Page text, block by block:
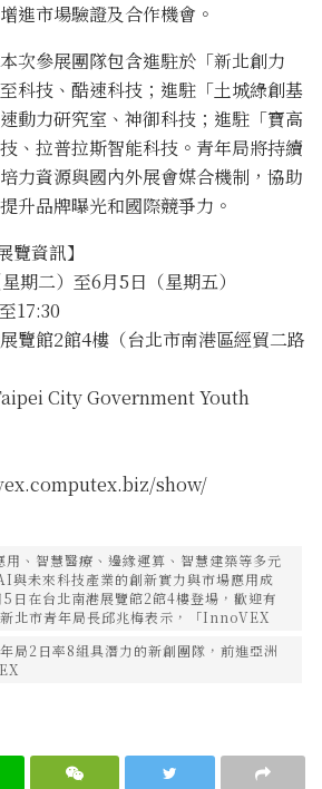
進市場驗證及合作機會。
次參展團隊包含進駐於「新北創力
科技、酷速科技；進駐「土城綠創基
動力研究室、神御科技；進駐「寶高
、拉普拉斯智能科技。青年局將持續
力資源與國內外展會媒合機制，協助
升品牌曝光和國際競爭力。
資訊】
期二）至6月5日（星期五）
17:30
覽館2館4樓（台北市南港區經貿二路
City Government Youth
show/
、智慧醫療、邊緣運算、智慧建築等多元
與未來科技產業的創新實力與市場應用成
日在台北南港展覽館2館4樓登場，歡迎有
北市青年局長邱兆梅表示，「InnoVEX
局2日率8組具潛力的新創團隊，前進亞洲